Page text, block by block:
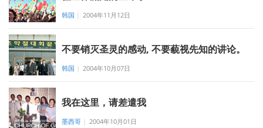
韩国 2004年11月12日
不要销灭圣灵的感动, 不要藐视先知的讲论。
韩国 2004年10月07日
我在这里，请差遣我
墨西哥 2004年10月01日